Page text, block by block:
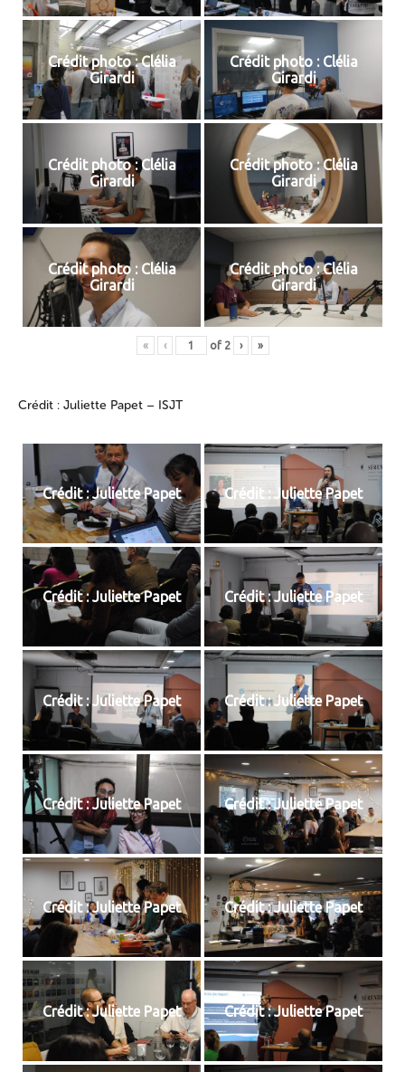
Crédit photo : Clélia
Girardi
Crédit photo : Clélia
Girardi
Crédit photo : Clélia
Girardi
Crédit photo : Clélia
Girardi
Crédit photo : Clélia
Girardi
Crédit photo : Clélia
Girardi
« ‹ of 2 › »
Crédit : Juliette Papet – ISJT
Crédit : Juliette Papet Crédit : Juliette Papet
Crédit : Juliette Papet Crédit : Juliette Papet
Crédit : Juliette Papet Crédit : Juliette Papet
Crédit : Juliette Papet Crédit : Juliette Papet
Crédit : Juliette Papet Crédit : Juliette Papet
Crédit : Juliette Papet Crédit : Juliette Papet